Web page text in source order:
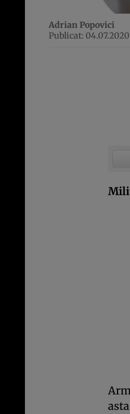
Adrian Popovici
Publicat: 04.07.2020